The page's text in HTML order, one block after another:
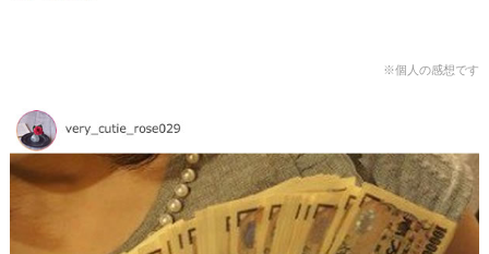
※個人の感想です